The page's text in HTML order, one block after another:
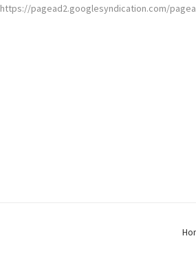
https://pagead2.googlesyndication.com/